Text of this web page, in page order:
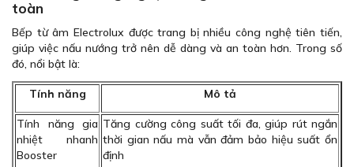
toàn
Bếp từ âm Electrolux được trang bị nhiều công nghệ tiên tiến,
giúp việc nấu nướng trở nên dễ dàng và an toàn hơn. Trong số
đó, nổi bật là:
Tính năng Mô tả
Tính năng gia
nhiệt nhanh
Booster
Tăng cường công suất tối đa, giúp rút ngắn
thời gian nấu mà vẫn đảm bảo hiệu suất ổn
định